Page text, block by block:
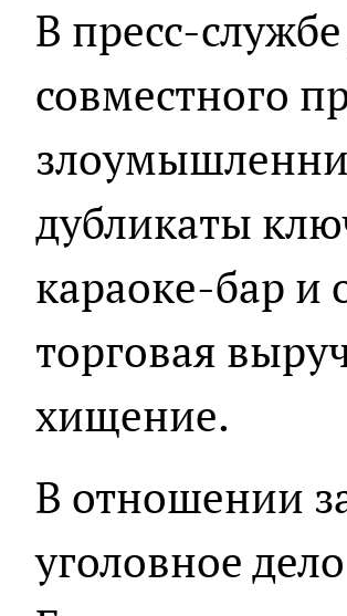
В пресс-
совместного
дубликаты
караоке-бар и
торговая
хищение.
В отношении
уголовное